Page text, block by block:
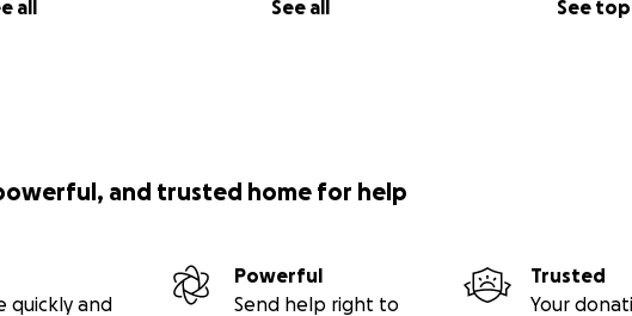
all See all See top
and trusted home for help
quickly and
Powerful
Send help right to
Trusted
Your